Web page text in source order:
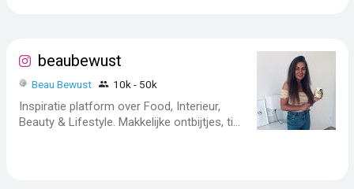
beaubewust
Beau Bewust 10k - 50k
Inspiratie platform over Food, Interieur,
Beauty & Lifestyle. Makkelijke ontbijtjes, ti...